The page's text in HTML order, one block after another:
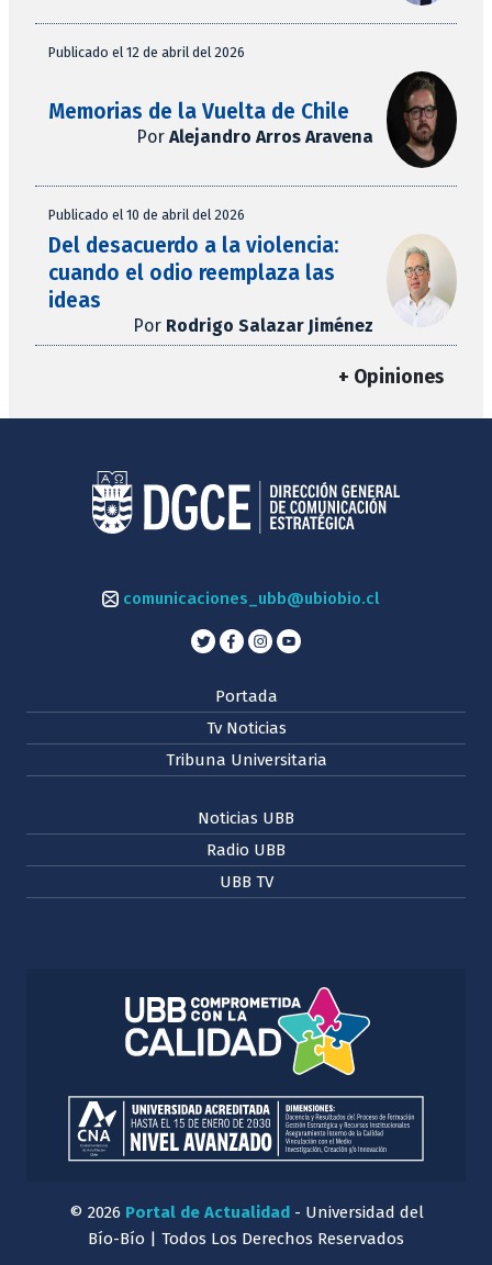
Publicado el 12 de abril del 2026
Memorias de la Vuelta de Chile
Por Alejandro Arros Aravena
Publicado el 10 de abril del 2026
Del desacuerdo a la violencia:
cuando el odio reemplaza las
ideas
Por Rodrigo Salazar Jiménez
+ Opiniones
comunicaciones_ubb@ubiobio.cl
Portada
Tv Noticias
Tribuna Universitaria
Noticias UBB
Radio UBB
UBB TV
© 2026 Portal de Actualidad- Universidad del
Bío-Bío | Todos Los Derechos Reservados